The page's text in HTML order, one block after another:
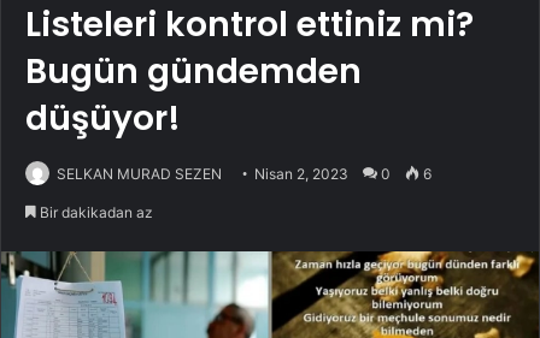
Listeleri kontrol ettiniz mi?
Bugün gündemden
düşüyor!
SELKAN MURAD SEZEN Nisan 2, 2023 0 6
Bir dakikadan az